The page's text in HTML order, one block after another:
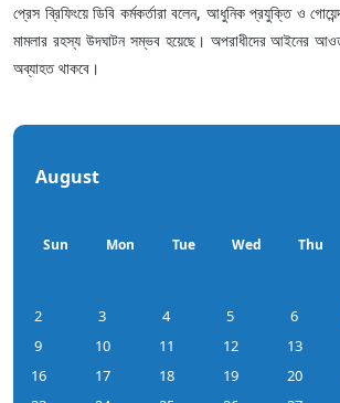
প্রেস ব্রিফিংয়ে ডিবি কর্মকর্তারা বলেন, আধুনিক প্রযুক্তি ও
মামলার রহস্য উদঘাটন সম্ভব হয়েছে। অপরাধীদের আইনের
অব্যাহত থাকবে।
August
Sun Mon Tue Wed Thu
2
3 4 5 6
9
10 11 12 13
16
17 18 19 20